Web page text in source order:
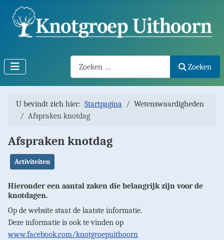
Zoeken
U bevindt zich hier: Startpagina
Wetenswaardigheden
Afspraken knotdag
Afspraken knotdag
Activiteiten
Hieronder een aantal zaken die belangrijk zijn voor de
knotdagen.
Op de website staat de laatste informatie.
Deze informatie is ook te vinden op
www.facebook.com/knotgroepuithoorn